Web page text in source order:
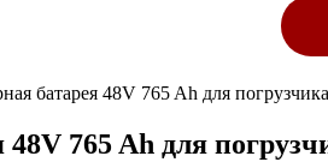
батарея 48V 765 Ah для
765 Ah для